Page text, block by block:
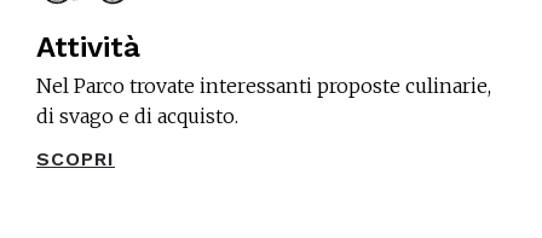
Attività
Nel Parco trovate interessanti proposte culinarie,
di svago e di acquisto.
SCOPRI